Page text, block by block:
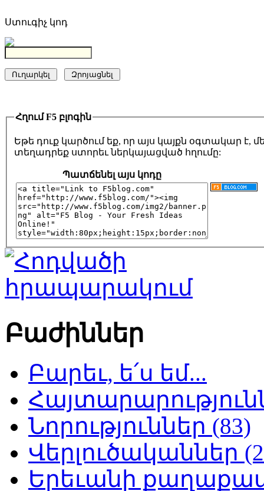
Ստուգիչ կոդ
Հղում F5 բլոգին
Եթե դուք կարծում եք, որ այս կայքն օգտակար է,
տեղադրեք ստորեւ ներկայացված հղումը:
Պատճենել այս կոդը
Բաժիններ
Բարեւ, ե՛ս եմ...
Նորություններ (83)
Վերլուծականներ
Երեւանի